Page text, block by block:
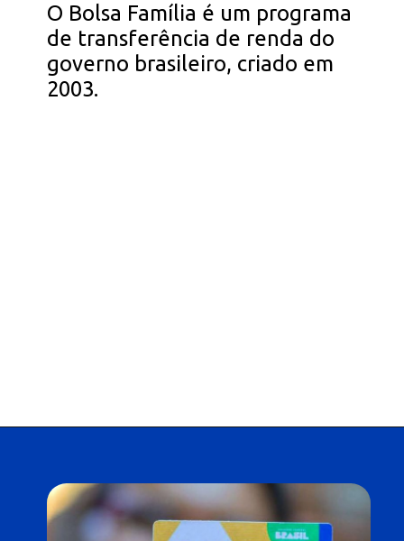
O Bolsa Família é um programa
de transferência de renda do
governo brasileiro, criado em
2003.